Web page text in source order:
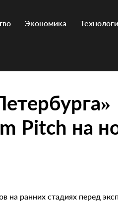
Экономика
Pitch на
на ранних стадиях перед